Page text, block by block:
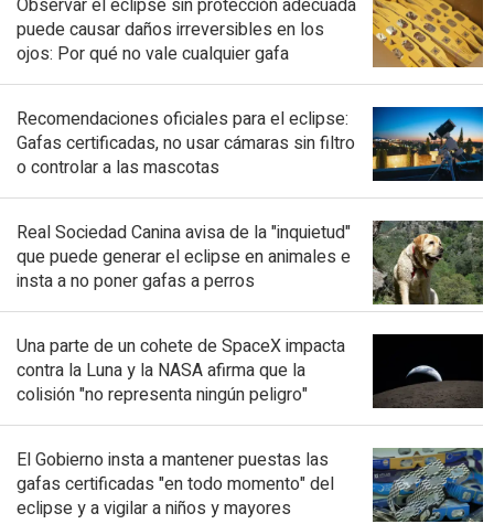
Observar el eclipse sin protección adecuada
puede causar daños irreversibles en los
ojos: Por qué no vale cualquier gafa
Recomendaciones oficiales para el eclipse:
Gafas certificadas, no usar cámaras sin filtro
o controlar a las mascotas
Real Sociedad Canina avisa de la "inquietud"
que puede generar el eclipse en animales e
insta a no poner gafas a perros
Una parte de un cohete de SpaceX impacta
contra la Luna y la NASA afirma que la
colisión "no representa ningún peligro"
El Gobierno insta a mantener puestas las
gafas certificadas "en todo momento" del
eclipse y a vigilar a niños y mayores